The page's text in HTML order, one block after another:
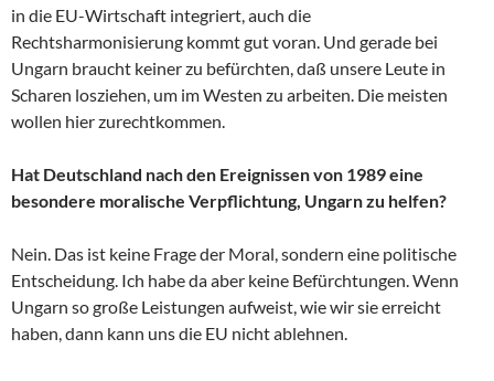
in die EU-Wirtschaft integriert, auch die
Rechtsharmonisierung kommt gut voran. Und gerade bei
Ungarn braucht keiner zu befürchten, daß unsere Leute in
Scharen losziehen, um im Westen zu arbeiten. Die meisten
wollen hier zurechtkommen.
Hat Deutschland nach den Ereignissen von 1989 eine
besondere moralische Verpflichtung, Ungarn zu helfen?
Nein. Das ist keine Frage der Moral, sondern eine politische
Entscheidung. Ich habe da aber keine Befürchtungen. Wenn
Ungarn so große Leistungen aufweist, wie wir sie erreicht
haben, dann kann uns die EU nicht ablehnen.